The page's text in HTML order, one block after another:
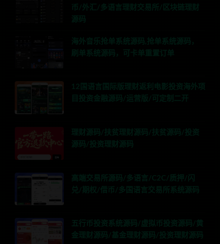
币/外汇/多语言理财交易所/区块链理财
源码
海外音乐抢单系统源码,抢单系统源码，
刷单系统源码，可卡单重置订单
12国语言国际版理财返利电影投资海外项
目投资金融源码/运营版/可定制二开
理财源码/扶贫理财源码/扶贫源码/投资
源码/投资理财源码
高端交易所源码/多语言/C2C/质押/闪
兑/期权/借币/多国语言交易所系统源码
五行币投资系统源码/虚拟币投资源码/黄
金理财源码/基金理财源码/投资理财源码